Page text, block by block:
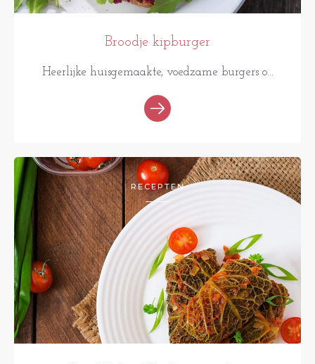
Broodje kipburger
Heerlijke huisgemaakte, voedzame burgers o...
RECEPTEN